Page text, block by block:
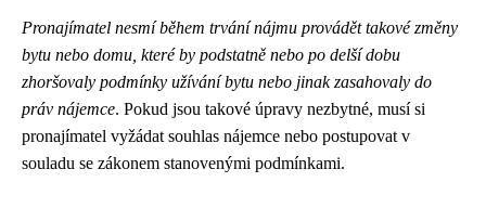
Pronajímatel nesmí během trvání nájmu provádět takové změny
bytu nebo domu, které by podstatně nebo po delší dobu
zhoršovaly podmínky užívání bytu nebo jinak zasahovaly do
práv nájemce. Pokud jsou takové úpravy nezbytné, musí si
pronajímatel vyžádat souhlas nájemce nebo postupovat v
souladu se zákonem stanovenými podmínkami.